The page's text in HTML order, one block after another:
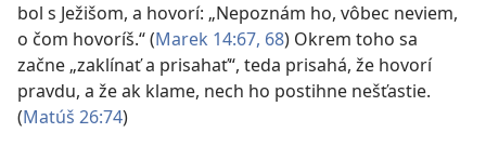
bol s Ježišom, a hovorí: „Nepoznám ho, vôbec neviem,
o čom hovoríš.“ (Marek 14:67, 68) Okrem toho sa
začne „zaklínať a prisahať“, teda prisahá, že hovorí
pravdu, a že ak klame, nech ho postihne nešťastie.
(Matúš 26:74)